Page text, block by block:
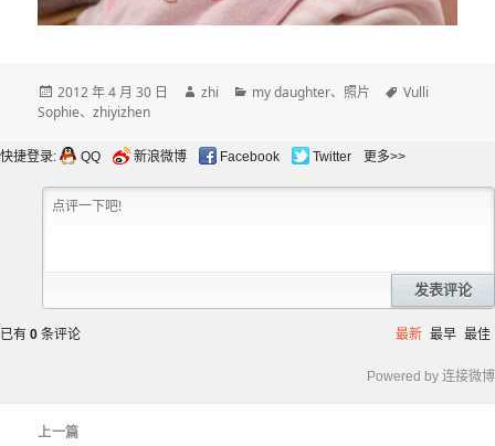
发
布
2012 年 4 月 30 日
作
zhi
分
my daughter、 照片
标
Vulli
Sophie、zhiyizhen
快捷登录: QQ 新浪微博 Facebook Twitter 更多>>
发表评论
已有 0 条评论 最新 最早 最佳
Powered by 连接微博
上一篇